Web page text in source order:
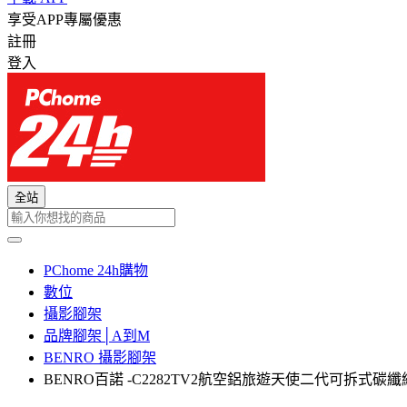
享受APP專屬優惠
註冊
登入
全站
PChome 24h購物
數位
攝影腳架
品牌腳架│A到M
BENRO 攝影腳架
BENRO百諾 -C2282TV2航空鋁旅遊天使二代可拆式碳